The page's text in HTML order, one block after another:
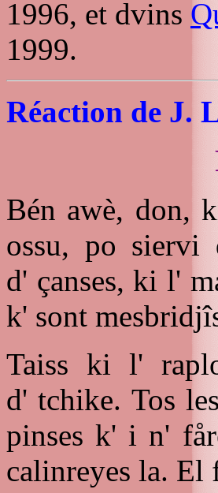
1996, et dvins
1999.
Réaction de J.
Bén awè, don,
ossu, po siervi
d' çanses, ki l'
k' sont
Taiss ki l'
d' tchike. Tos
pinses k' i n'
calinreyes la.